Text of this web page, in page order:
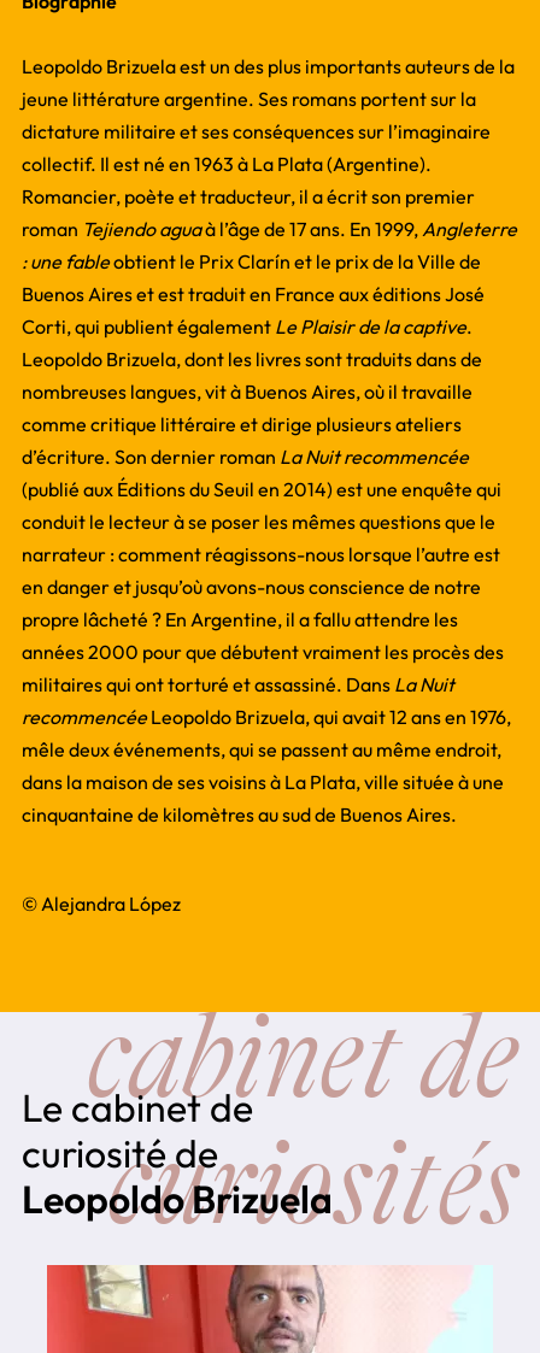
Leopoldo Brizuela est un des plus importants auteurs de la
jeune littérature argentine. Ses romans portent sur la
dictature militaire et ses conséquences sur l’imaginaire
collectif. Il est né en 1963 à La Plata (Argentine).
Romancier, poète et traducteur, il a écrit son premier
roman Tejiendo aguaà l’âge de 17 ans. En 1999,Angleterre
: une fableobtient le Prix Clarín et le prix de la Ville de
Buenos Aires et est traduit en France aux éditions José
Corti, qui publient également Le Plaisir de la captive.
Leopoldo Brizuela, dont les livres sont traduits dans de
nombreuses langues, vit à Buenos Aires, où il travaille
comme critique littéraire et dirige plusieurs ateliers
d’écriture. Son dernier roman La Nuit recommencée
(publié aux Éditions du Seuil en 2014) est une enquête qui
conduit le lecteur à se poser les mêmes questions que le
narrateur : comment réagissons-nous lorsque l’autre est
en danger et jusqu’où avons-nous conscience de notre
propre lâcheté ? En Argentine, il a fallu attendre les
années 2000 pour que débutent vraiment les procès des
militaires qui ont torturé et assassiné. Dans La Nuit
recommencéeLeopoldo Brizuela, qui avait 12 ans en 1976,
mêle deux événements, qui se passent au même endroit,
dans la maison de ses voisins à La Plata, ville située à une
cinquantaine de kilomètres au sud de Buenos Aires.
© Alejandra López
Le cabinet de
curiosité de
Leopoldo Brizuela
cabinet de
curiosités